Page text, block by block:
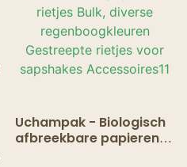
Uchampak - Biologisch
afbreekbare papieren